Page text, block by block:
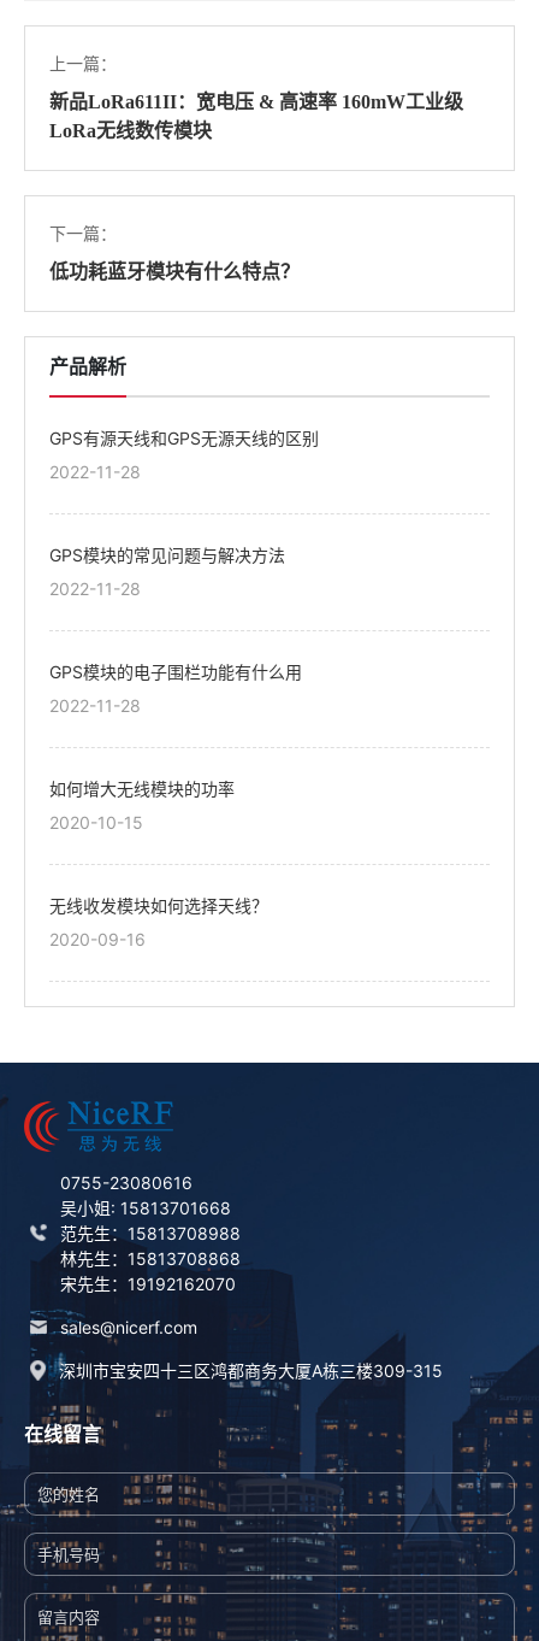
上一篇：
新品LoRa611II：宽电压 & 高速率 160mW工业级
LoRa无线数传模块
下一篇：
低功耗蓝牙模块有什么特点？
产品解析
GPS有源天线和GPS无源天线的区别
2022-11-28
GPS模块的常见问题与解决方法
2022-11-28
GPS模块的电子围栏功能有什么用
2022-11-28
如何增大无线模块的功率
2020-10-15
无线收发模块如何选择天线？
2020-09-16
0755-23080616
吴小姐: 15813701668
范先生：15813708988
林先生：15813708868
宋先生：19192162070
sales@nicerf.com
深圳市宝安四十三区鸿都商务大厦A栋三楼309-315
在线留言